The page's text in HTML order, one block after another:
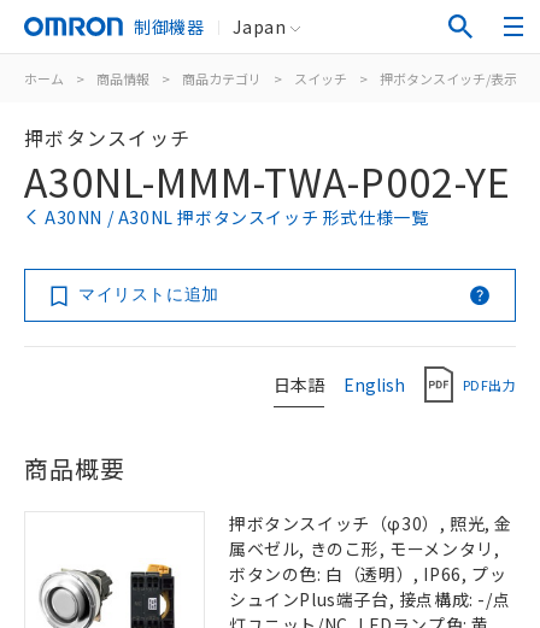
制御機器 Japan
ホーム > 商品情報 > 商品カテゴリ > スイッチ > 押ボタンスイッチ/表示灯
押ボタンスイッチ
A30NL-MMM-TWA-P002-YE
A30NN / A30NL 押ボタンスイッチ 形式仕様一覧
マイリストに追加
日本語 English PDF出力
商品概要
押ボタンスイッチ（φ30）, 照光, 金
属ベゼル, きのこ形, モーメンタリ,
ボタンの色: 白（透明）, IP66, プッ
シュインPlus端子台, 接点構成: -/点